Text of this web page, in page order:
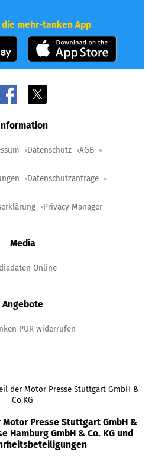
mehr-tanken App
Datenschutz AGB
Datenschutzanfrage
Privacy Manager
Media
Online
Angebote
PUR widerrufen
der Motor Presse Stuttgart GmbH &
Co.KG
Presse Stuttgart GmbH &
Hamburg GmbH & Co. KG und